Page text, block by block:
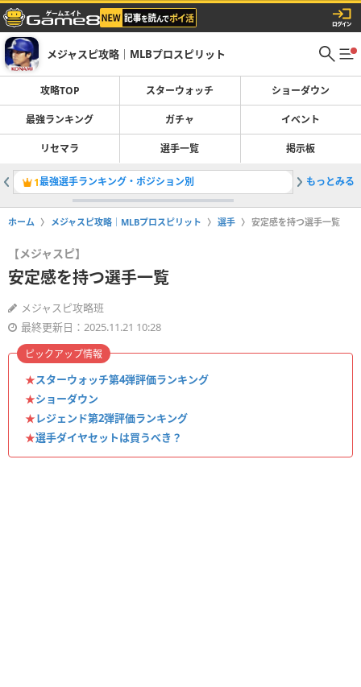
メジャスピ攻略｜MLBプロスピリット
攻略TOP スターウォッチ ショーダウン
最強ランキング ガチャ イベント
リセマラ 選手一覧 掲示板
1最強選手ランキング・ポジション別 2OTWお
もっとみる
ホーム メジャスピ攻略｜MLBプロスピリット 選手 安定感を持つ選手一覧
【メジャスピ】
安定感を持つ選手一覧
メジャスピ攻略班
最終更新日：2025.11.21 10:28
★スターウォッチ第4弾評価ランキング
★ショーダウン
★レジェンド第2弾評価ランキング
★選手ダイヤセットは買うべき？
ピックアップ情報